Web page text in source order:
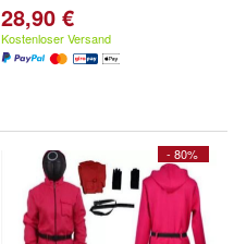
28,90 €
Kostenloser Versand
- 80%